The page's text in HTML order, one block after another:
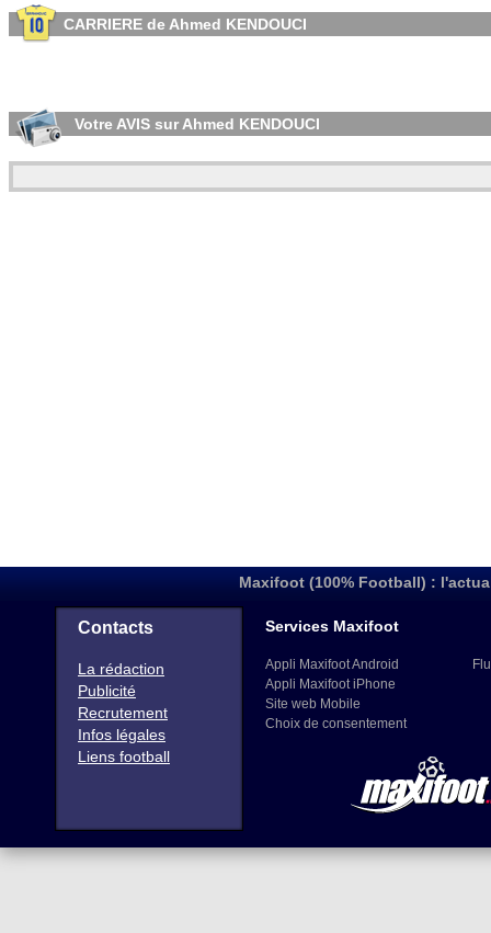
CARRIERE de Ahmed KENDOUCI
Votre AVIS sur Ahmed KENDOUCI
Maxifoot (100% Football) :
Contacts
La rédaction
Publicité
Recrutement
Infos légales
Liens football
Services Maxifoot
Appli Maxifoot Android
Appli Maxifoot iPhone
Site web Mobile
Choix de consentement